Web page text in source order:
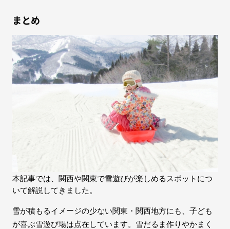
まとめ
本記事では、関西や関東で雪遊びが楽しめるスポットにつ
いて解説してきました。
雪が積もるイメージの少ない関東・関西地方にも、子ども
が喜ぶ雪遊び場は点在しています。雪だるま作りやかまく